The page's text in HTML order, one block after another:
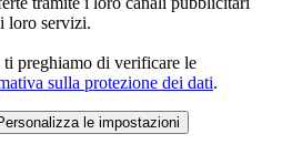
loro servizi.
preghiamo di verificare le
sulla protezione dei dati.
le impostazioni